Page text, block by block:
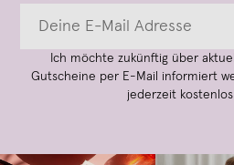
Ich möchte zukünftig über
Gutscheine per E-Mail informiert
jederzeit